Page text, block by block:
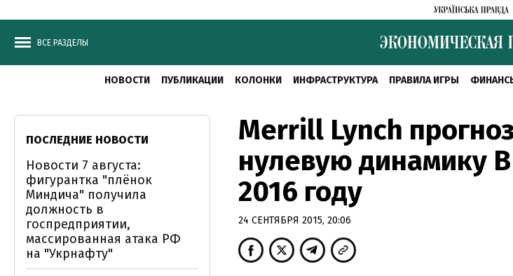
ВСЕ РАЗДЕЛЫ
НОВОСТИ ПУБЛИКАЦИИ КОЛОНКИ ИНФРАСТРУКТУРА ПРАВИЛА ИГРЫ
Merrill Lynch
нулевую динамику
2016 году
24 СЕНТЯБРЯ 2015, 20:06
ПОСЛЕДНИЕ НОВОСТИ
Новости 7 августа:
фигурантка "плёнок
Миндича" получила
должность в
госпредприятии,
массированная атака РФ
на "Укрнафту"